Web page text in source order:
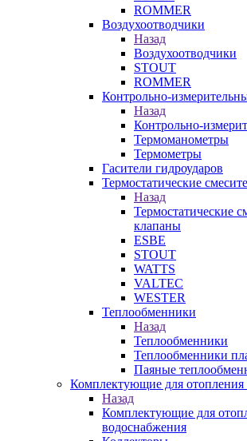
ROMMER
Воздухоотводчики
Назад
Воздухоотводчики
STOUT
ROMMER
Контрольно-
Назад
Контрольно-
Термоманометры
Термометры
Гасители гидроударов
Термостатические
Назад
Термостатические
клапаны
ESBE
STOUT
WATTS
VALTEC
WESTER
Теплообменники
Назад
Теплообменники
Теплообменники
Паяные
Комплектующие для отопления
Назад
Комплектующие для
водоснабжения